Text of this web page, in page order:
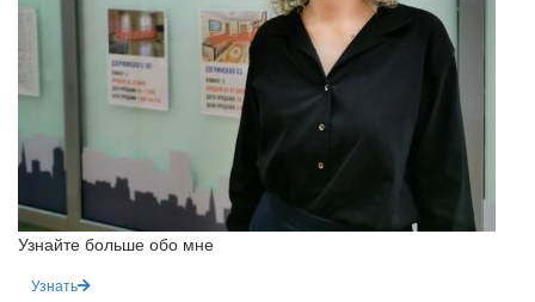
Узнайте больше обо мне
Узнать